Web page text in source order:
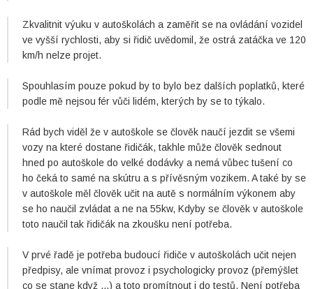
Zkvalitnit výuku v autoškolách a zaměřit se na ovládání vozidel
ve vyšší rychlosti, aby si řidič uvědomil, že ostrá zatáčka ve 120
km/h nelze projet.
Spouhlasím pouze pokud by to bylo bez dalších poplatků, které
podle mě nejsou fér vůči lidém, kterých by se to týkalo.
Rád bych viděl že v autoškole se člověk naučí jezdit se všemi
vozy na které dostane řidičák, takhle může člověk sednout
hned po autoškole do velké dodávky a nemá vůbec tušení co
ho čeká to samé na skútru a s přívěsným vozikem. A také by se
v autoškole měl člověk učit na autě s normálním výkonem aby
se ho naučil zvládat a ne na 55kw, Kdyby se člověk v autoškole
toto naučil tak řidičák na zkoušku není potřeba.
V prvé řadě je potřeba budoucí řidiče v autoškolách učit nejen
předpisy, ale vnímat provoz i psychologicky provoz (přemýšlet
co se stane když ...) a toto promítnout i do testů. Není potřeba